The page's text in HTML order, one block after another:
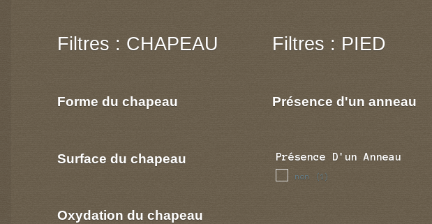
Filtres : CHAPEAU
Forme du chapeau
Surface du chapeau
Oxydation du chapeau
Filtres : PIED
Présence d'un anneau
Présence D'un Anneau
non (1)